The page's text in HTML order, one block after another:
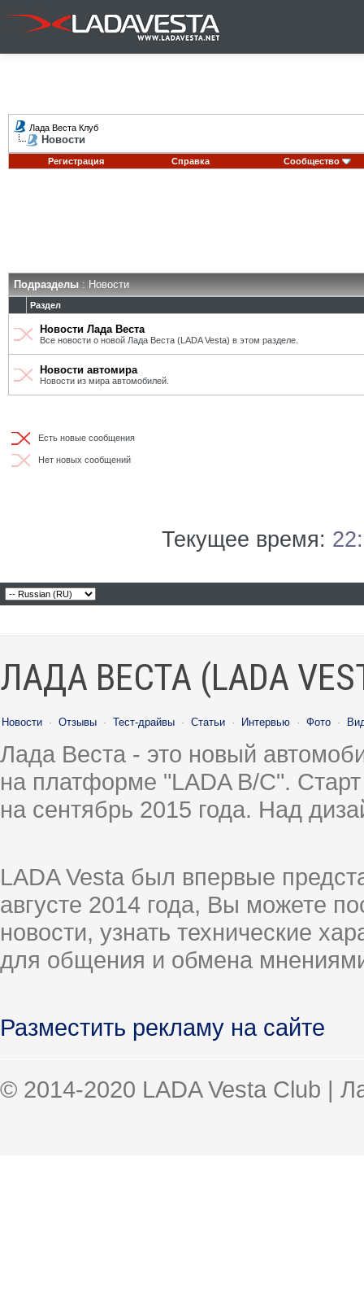
Лада Веста Клуб
Новости
Регистрация Справка Сообщество
Подразделы: Новости
Раздел
Новости Лада Веста
Все новости о новой Лада Веста (LADA Vesta) в этом разделе.
Новости автомира
Новости из мира автомобилей.
Есть новые сообщения
Нет новых сообщений
Текущее время:
ЛАДА ВЕСТА (LADA
Новости · Отзывы · Тест-драйвы · Статьи · Интервью · Фото ·
Лада Веста - это новый
на платформе "LADA B/C".
на сентябрь 2015 года. Над
LADA Vesta был впервые
августе 2014 года, Вы можете
новости, узнать технические
для общения и обмена
Разместить рекламу на сайте
© 2014-2020 LADA Vesta Club |